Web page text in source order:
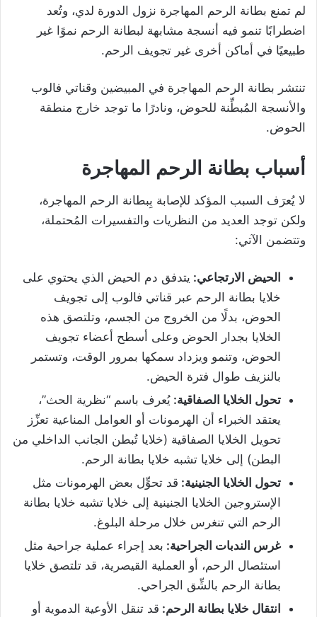
لم تمنع بطانة الرحم المهاجرة نزول الدورة لدي، وتُعد
اضطرابًا تنمو فيه أنسجة مشابهة لبطانة الرحم نموًا غير
طبيعيًا في أماكن أخرى غير تجويف الرحم.
تنتشر بطانة الرحم المهاجرة في المبيضين وقناتي فالوب
والأنسجة المُبطِّنة للحوض، ونادرًا ما توجد خارج منطقة
الحوض.
أسباب بطانة الرحم المهاجرة
لا يُعرَف السبب المؤكد للإصابة بِبطانة الرحم المهاجرة،
ولكن توجد العديد من النظريات والتفسيرات المُحتملة،
وتتضمن الآتي:
الحيض الارتجاعي: يتدفق دم الحيض الذي يحتوي على
خلايا بطانة الرحم عبر قناتي فالوب إلى تجويف
الحوض، بدلًا من الخروج من الجسم، وتلتصق هذه
الخلايا بجدار الحوض وعلى أسطح أعضاء تجويف
الحوض، وتنمو ويزداد سمكها بمرور الوقت، وتستمر
بالنزيف طوال فترة الحيض.
تحول الخلايا الصفاقية: يُعرف باسم “نظرية الحث”،
يعتقد الخبراء أن الهرمونات أو العوامل المناعية تعزِّز
تحويل الخلايا الصفاقية (خلايا تُبطن الجانب الداخلي من
البطن) إلى خلايا تشبه خلايا بطانة الرحم.
تحول الخلايا الجنينية: قد تحوٍّل بعض الهرمونات مثل
الإستروجين الخلايا الجنينية إلى خلايا تشبه خلايا بطانة
الرحم التي تنغرس خلال مرحلة البلوغ.
غرس الندبات الجراحية: بعد إجراء عملية جراحية مثل
استئصال الرحم، أو العملية القيصرية، قد تلتصق خلايا
بطانة الرحم بالشِّق الجراحي.
انتقال خلايا بطانة الرحم: قد تنقل الأوعية الدموية أو